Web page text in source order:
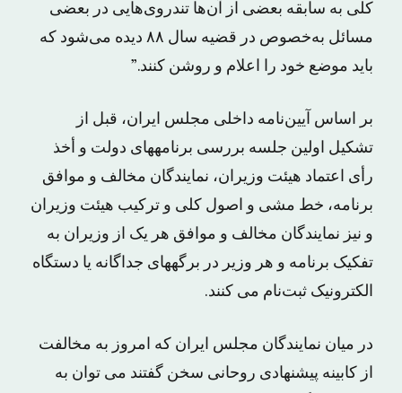
کلی به سابقه بعضی از آن‌ها تندروی‌هایی در بعضی
مسائل به‌خصوص در قضیه سال ۸۸ دیده می‌شود که
باید موضع خود را اعلام و روشن کنند.”
بر اساس آیین‌نامه داخلی مجلس ایران، قبل از
تشکیل اولین جلسه بررسى برنامه‏هاى دولت و أخذ
رأى اعتماد هیئت وزیران، نمایندگان مخالف و موافق
برنامه، خط مشى و اصول کلى و ترکیب هیئت وزیران
و نیز نمایندگان مخالف و موافق هر یک از وزیران به
تفکیک برنامه و هر وزیر در برگه‏هاى جداگانه یا دستگاه
الکترونیک ثبت‌نام می کنند.
در میان نمایندگان مجلس ایران که امروز به مخالفت
از کابینه پیشنهادی روحانی سخن گفتند می توان به